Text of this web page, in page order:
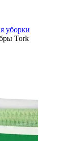
уборки
Tork